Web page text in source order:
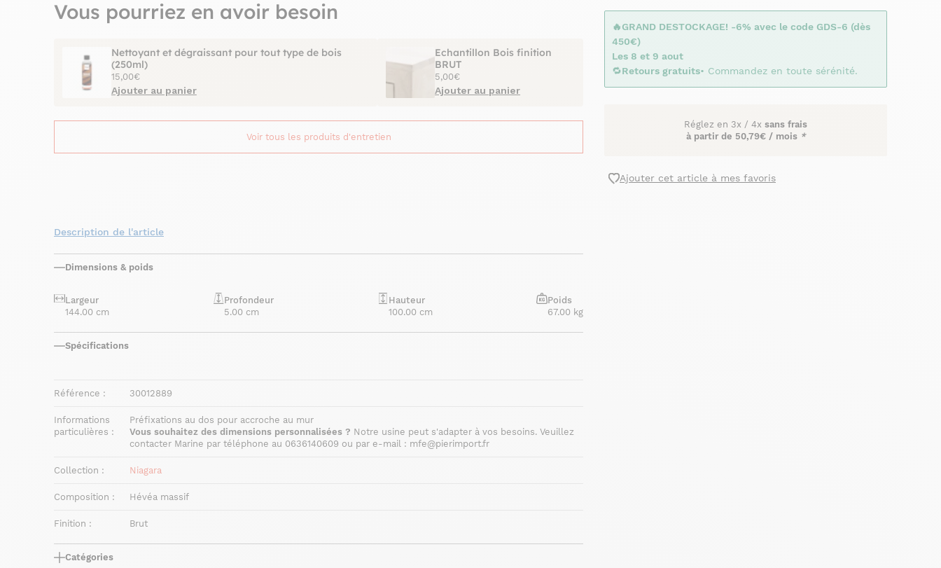
🔥GRAND DESTOCKAGE! -6% avec le code GDS-6 (dès
450€)
Les 8 et 9 aout
🔁Retours gratuits• Commandez en toute sérénité.
Réglez en 3x / 4x sans frais
à partir de 50,79€ / mois *
Ajouter cet article à mes favoris
Vous pourriez en avoir besoin
Nettoyant et dégraissant pour tout type de bois
(250ml)
15,00€
Ajouter au panier
Echantillon Bois finition
BRUT
5,00€
Ajouter au panier
Voir tous les produits d'entretien
Description de l'article
Dimensions & poids
Largeur
144.00 cm
Profondeur
5.00 cm
Hauteur
100.00 cm
Poids
67.00 kg
Spécifications
Référence : 30012889
Informations
particulières :
Préfixations au dos pour accroche au mur
Vous souhaitez des dimensions personnalisées ? Notre usine peut s'adapter à vos besoins. Veuillez
contacter Marine par téléphone au 0636140609 ou par e-mail : mfe@pierimport.fr
Collection : Niagara
Composition : Hévéa massif
Finition : Brut
Catégories